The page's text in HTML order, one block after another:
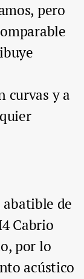
pero
curvas y a
de
Cabrio
por lo
acústico